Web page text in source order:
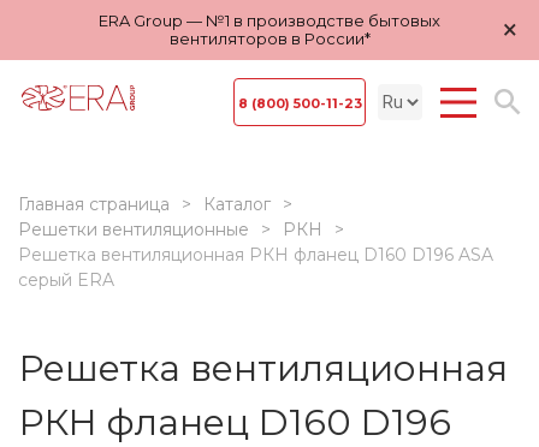
ERA Group — №1 в производстве бытовых
вентиляторов в России*
×
8 (800) 500-11-23
Главная страница
Каталог
Решетки вентиляционные
РКН
Решетка вентиляционная РКН фланец D160 D196 ASA
серый ERA
Решетка вентиляционная
РКН фланец D160 D196